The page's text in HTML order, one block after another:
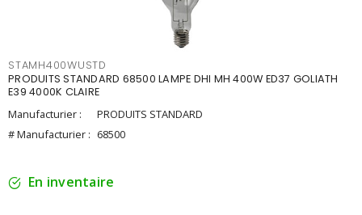
STAMH400WUSTD
PRODUITS STANDARD 68500 LAMPE DHI MH 400W ED37 GOLIATH
E39 4000K CLAIRE
Manufacturier :
PRODUITS STANDARD
# Manufacturier : 68500
En inventaire